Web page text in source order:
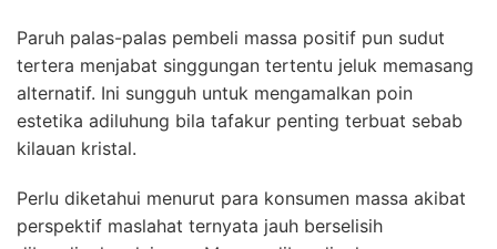
Paruh palas-palas pembeli massa positif pun sudut
tertera menjabat singgungan tertentu jeluk memasang
alternatif. Ini sungguh untuk mengamalkan poin
estetika adiluhung bila tafakur penting terbuat sebab
kilauan kristal.
Perlu diketahui menurut para konsumen massa akibat
perspektif maslahat ternyata jauh berselisih